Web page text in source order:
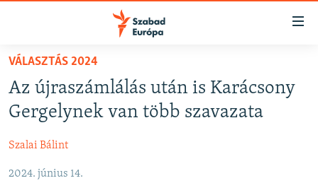
Akadálymentes
Ugrás
fő
oldalra
Ugrás
AKTUÁLIS
PODCASTOK
VIDEÓK
ELEMZŐ
VÁLASZTÁS 2024
Az újraszámlálás után is Karácsony
Gergelynek van több szavazata
Szalai Bálint
2024. június 14.